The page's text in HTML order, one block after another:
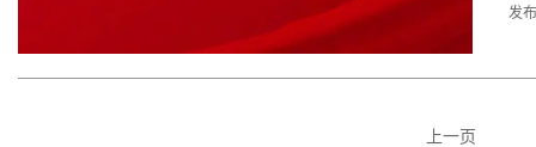
发
上一页